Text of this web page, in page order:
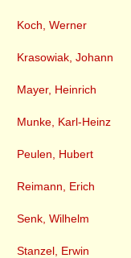
Koch, Werner
Krasowiak, Johann
Mayer, Heinrich
Munke, Karl-Heinz
Peulen, Hubert
Reimann, Erich
Senk, Wilhelm
Stanzel, Erwin